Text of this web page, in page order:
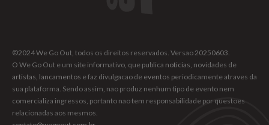
©2024 We Go Out, todos os direitos reservados. Versao 20250603.
O We Go Out e um site informativo, que publica noticias, novidades de
artistas, lancamentos e faz divulgacao de eventos periodicamente atraves da
sua plataforma. Sendo assim, nao produz nenhum tipo de evento nem
comercializa ingressos, portanto nao tem responsabilidade por questoes
relacionadas aos mesmos.